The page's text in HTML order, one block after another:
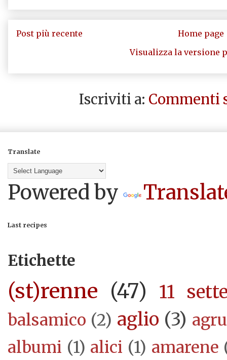
Post più recente
Home page
Visualizza la versione
Iscriviti a: Commenti
Translate
Powered by
Last recipes
Etichette
(st)renne (47) 11
balsamico (2) aglio (3)
albumi (1) alici (1) amarene